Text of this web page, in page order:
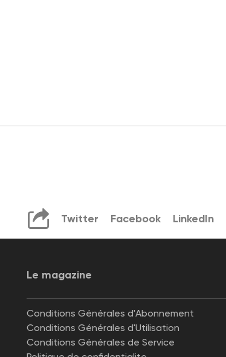
Twitter Facebook LinkedIn
Le magazine
Conditions Générales d'Abonnement
Conditions Générales d'Utilisation
Conditions Générales de Service